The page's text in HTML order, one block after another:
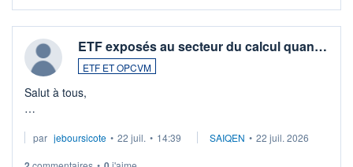
ETF exposés au secteur du calcul quan…
ETF ET OPCVM
Salut à tous,
via un ETF plutôt que des actions individuelles.
par jeboursicote • 22 juil. • 14:39 SAIQEN • 22 juil. 2026